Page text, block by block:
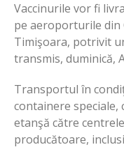
Vaccinurile vor fi
pe aeroporturile din
Timişoara, potrivit
transmis, duminică,
Transportul în
containere speciale,
etanşă către
producătoare,